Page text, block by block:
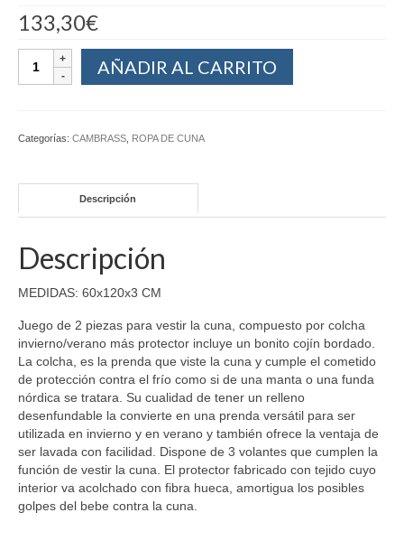
133,30€
AÑADIR AL CARRITO
Categorías: CAMBRASS ROPA DE CUNA
Descripción
Descripción
MEDIDAS: 60x120x3 CM
Juego de 2 piezas para vestir la cuna, compuesto por colcha
invierno/verano más protector incluye un bonito cojín bordado.
La colcha, es la prenda que viste la cuna y cumple el cometido
de protección contra el frío como si de una manta o una funda
nórdica se tratara. Su cualidad de tener un relleno
desenfundable la convierte en una prenda versátil para ser
utilizada en invierno y en verano y también ofrece la ventaja de
ser lavada con facilidad. Dispone de 3 volantes que cumplen la
función de vestir la cuna. El protector fabricado con tejido cuyo
interior va acolchado con fibra hueca, amortigua los posibles
golpes del bebe contra la cuna.